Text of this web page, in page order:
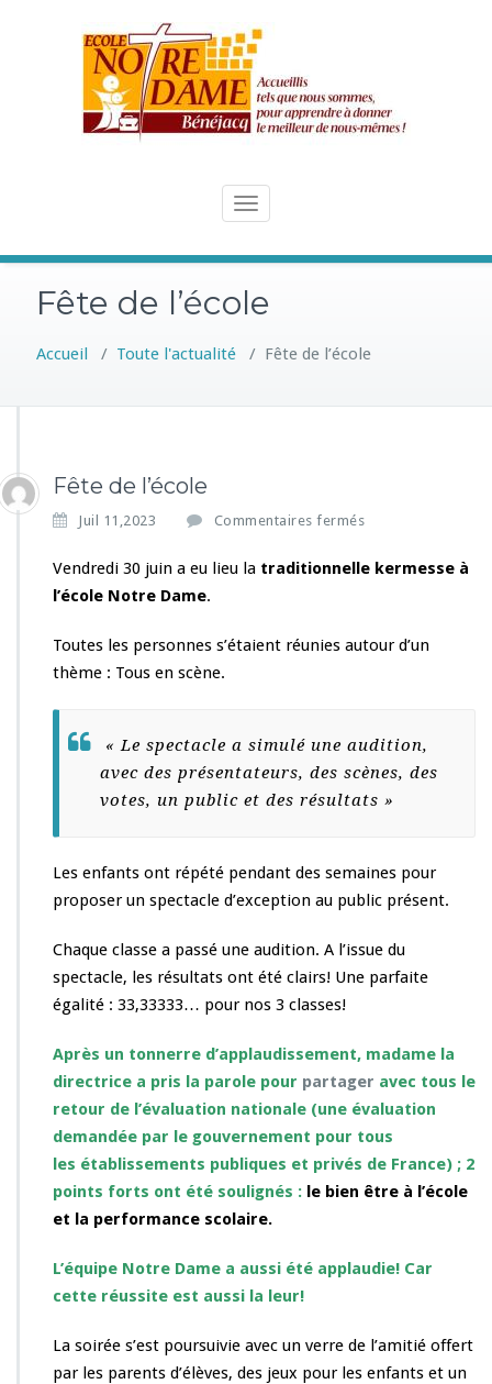
Toggle
Fête de l’école
Accueil / Toute l'actualité / Fête de l’école
Fête de l’école
Juil 11,2023 Commentaires fermés
r
e
c
l
e
Vendredi 30 juin a eu lieu la traditionnelle kermesse à
l’école Notre Dame.
Toutes les personnes s’étaient réunies autour d’un
thème : Tous en scène.
« Le spectacle a simulé une audition,
avec des présentateurs, des scènes, des
votes, un public et des résultats »
Les enfants ont répété pendant des semaines pour
proposer un spectacle d’exception au public présent.
Chaque classe a passé une audition. A l’issue du
spectacle, les résultats ont été clairs! Une parfaite
égalité : 33,33333… pour nos 3 classes!
Après un tonnerre d’applaudissement, madame la
directrice a pris la parole pour partager avec tous le
retour de l’évaluation nationale (une évaluation
demandée par le gouvernement pour tous
les établissements publiques et privés de France) ; 2
points forts ont été soulignés : le bien être à l’école
et la performance scolaire.
L’équipe Notre Dame a aussi été applaudie! Car
cette réussite est aussi la leur!
La soirée s’est poursuivie avec un verre de l’amitié offert
par les parents d’élèves, des jeux pour les enfants et un